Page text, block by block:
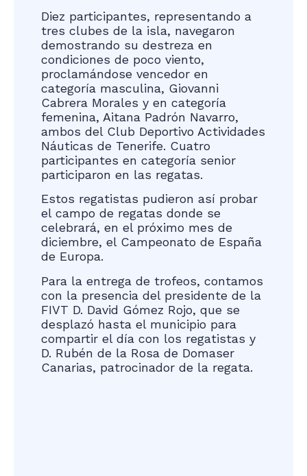
Diez participantes, representando a
tres clubes de la isla, navegaron
demostrando su destreza en
condiciones de poco viento,
proclamándose vencedor en
categoría masculina, Giovanni
Cabrera Morales y en categoría
femenina, Aitana Padrón Navarro,
ambos del Club Deportivo Actividades
Náuticas de Tenerife. Cuatro
participantes en categoría senior
participaron en las regatas.
Estos regatistas pudieron así probar
el campo de regatas donde se
celebrará, en el próximo mes de
diciembre, el Campeonato de España
de Europa.
Para la entrega de trofeos, contamos
con la presencia del presidente de la
FIVT D. David Gómez Rojo, que se
desplazó hasta el municipio para
compartir el día con los regatistas y
D. Rubén de la Rosa de Domaser
Canarias, patrocinador de la regata.